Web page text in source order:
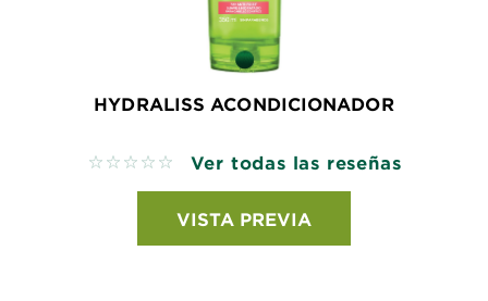
HYDRALISS ACONDICIONADOR
No reviews Ver todas las reseñas
VISTA PREVIA